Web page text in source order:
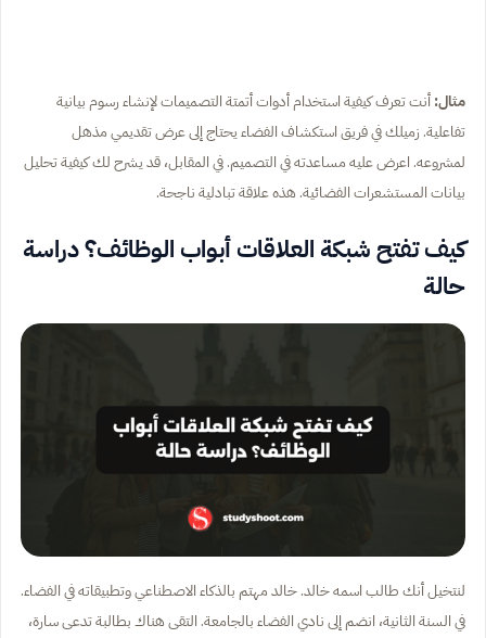
مثال:أنت تعرف كيفية استخدام أدوات أتمتة التصميمات لإنشاء رسوم بيانية
تفاعلية. زميلك في فريق استكشاف الفضاء يحتاج إلى عرض تقديمي مذهل
لمشروعه. اعرض عليه مساعدته في التصميم. في المقابل، قد يشرح لك كيفية تحليل
بيانات المستشعرات الفضائية. هذه علاقة تبادلية ناجحة.
كيف تفتح شبكة العلاقات أبواب الوظائف؟ دراسة
حالة
لنتخيل أنك طالب اسمه خالد. خالد مهتم بالذكاء الاصطناعي وتطبيقاته في الفضاء.
في السنة الثانية، انضم إلى نادي الفضاء بالجامعة. التقى هناك بطالبة تدعى سارة،